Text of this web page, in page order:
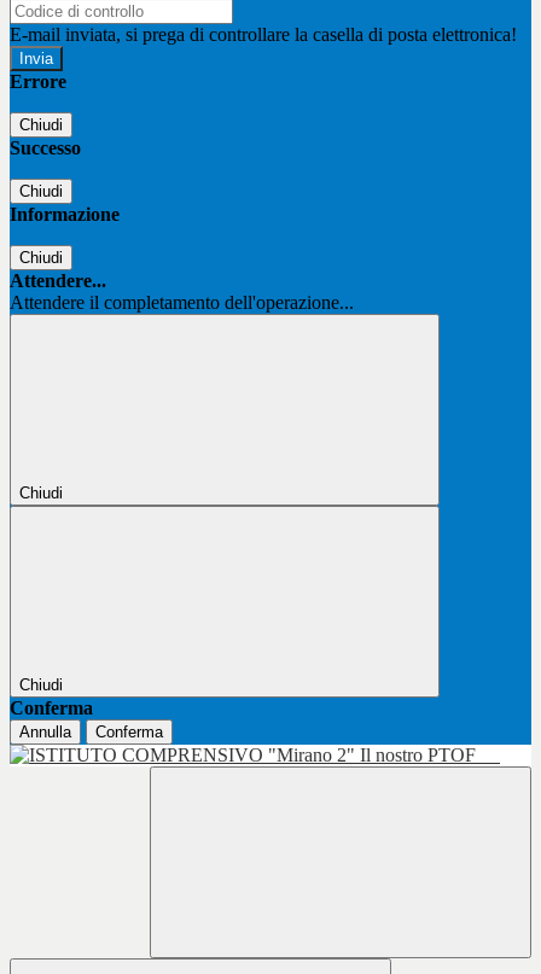
E-mail inviata, si prega di controllare la casella di posta elettronica!
Errore
Chiudi
Successo
Chiudi
Informazione
Chiudi
Attendere...
Attendere il completamento dell'operazione...
Chiudi
Chiudi
Conferma
Annulla Conferma
Il nostro PTOF